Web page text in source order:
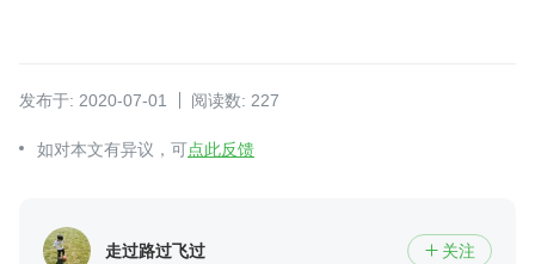
发布于: 2020-07-01 阅读数: 227
如对本文有异议，可点此反馈
走过路过飞过  关注